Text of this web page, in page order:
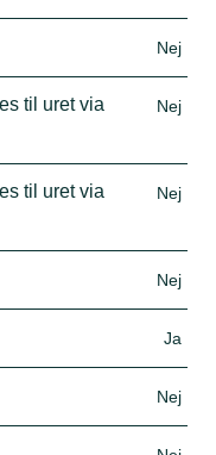
Nej
til uret via
Nej
til uret via
Nej
Nej
Ja
Nej